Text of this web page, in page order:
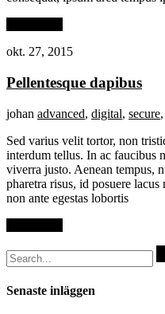
okt. 27, 2015
Pellentesque dapibus
johan advanced, digital, secure,
Sed varius velit tortor, non
interdum tellus. In ac faucibus
viverra justo. Aenean tempus,
pharetra risus, id posuere
non ante egestas lobortis
Search
for:
Senaste inläggen